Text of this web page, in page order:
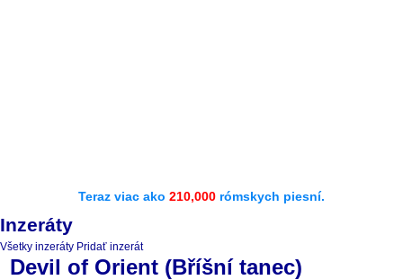
Teraz viac ako 210,000 rómskych piesní.
Inzeráty
Všetky inzeráty Pridať inzerát
Devil of Orient (Bříšní tanec)